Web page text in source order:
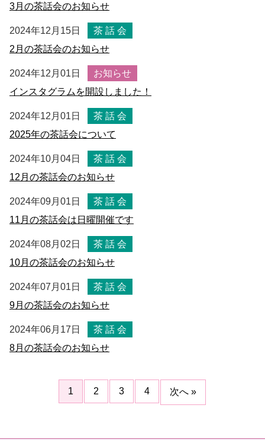
3月の茶話会のお知らせ
2024年12月15日
茶 話 会
2月の茶話会のお知らせ
2024年12月01日
お知らせ
インスタグラムを開設しました！
2024年12月01日
茶 話 会
2025年の茶話会について
2024年10月04日
茶 話 会
12月の茶話会のお知らせ
2024年09月01日
茶 話 会
11月の茶話会は日曜開催です
2024年08月02日
茶 話 会
10月の茶話会のお知らせ
2024年07月01日
茶 話 会
9月の茶話会のお知らせ
2024年06月17日
茶 話 会
8月の茶話会のお知らせ
1 2 3 4 次へ »